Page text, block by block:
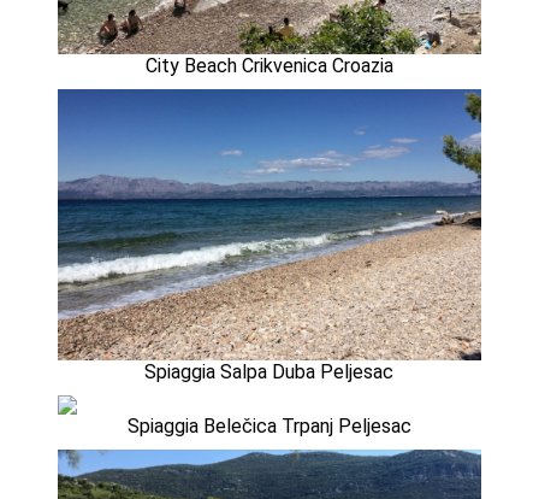
City Beach Crikvenica Croazia
Spiaggia Salpa Duba Peljesac
Spiaggia Belečica Trpanj Peljesac